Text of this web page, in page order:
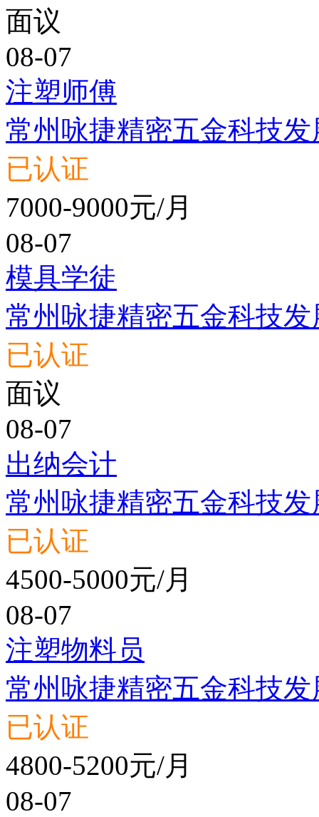
面议
08-07
注塑师傅
常州咏捷精密五金科技
已认证
7000-9000元/月
08-07
模具学徒
常州咏捷精密五金科技
已认证
面议
08-07
出纳会计
常州咏捷精密五金科技
已认证
4500-5000元/月
08-07
注塑物料员
常州咏捷精密五金科技
已认证
4800-5200元/月
08-07